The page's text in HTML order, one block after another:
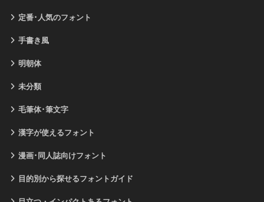
定番･人気のフォント
手書き風
明朝体
未分類
毛筆体･筆文字
漢字が使えるフォント
漫画･同人誌向けフォント
目的別から探せるフォントガイド